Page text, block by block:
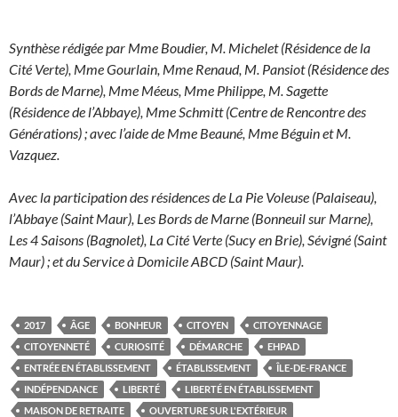
Synthèse rédigée par Mme Boudier, M. Michelet (Résidence de la
Cité Verte), Mme Gourlain, Mme Renaud, M. Pansiot (Résidence des
Bords de Marne), Mme Méeus, Mme Philippe, M. Sagette
(Résidence de l’Abbaye), Mme Schmitt (Centre de Rencontre des
Générations) ; avec l’aide de Mme Beauné, Mme Béguin et M.
Vazquez.
Avec la participation des résidences de La Pie Voleuse (Palaiseau),
l’Abbaye (Saint Maur), Les Bords de Marne (Bonneuil sur Marne),
Les 4 Saisons (Bagnolet), La Cité Verte (Sucy en Brie), Sévigné (Saint
Maur) ; et du Service à Domicile ABCD (Saint Maur).
2017 ÂGE BONHEUR CITOYEN
CITOYENNAGE
CITOYENNETÉ
CURIOSITÉ DÉMARCHE
EHPAD
ENTRÉE EN ÉTABLISSEMENT
ÉTABLISSEMENT
ÎLE-DE-FRANCE
INDÉPENDANCE
LIBERTÉ
LIBERTÉ EN ÉTABLISSEMENT
MAISON DE RETRAITE
OUVERTURE SUR L'EXTÉRIEUR